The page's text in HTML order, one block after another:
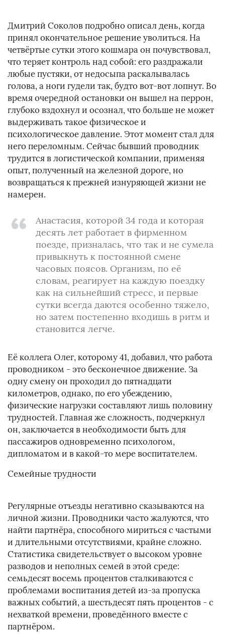
Дмитрий Соколов подробно описал день, когда
принял окончательное решение уволиться. На
четвёртые сутки этого кошмара он почувствовал,
что теряет контроль над собой: его раздражали
любые пустяки, от недосыпа раскалывалась
голова, а ноги гудели так, будто вот-вот лопнут. Во
время очередной остановки он вышел на перрон,
глубоко вздохнул и осознал, что больше не может
выдерживать такое физическое и
психологическое давление. Этот момент стал для
него переломным. Сейчас бывший проводник
трудится в логистической компании, применяя
опыт, полученный на железной дороге, но
возвращаться к прежней изнуряющей жизни не
намерен.
Анастасия, которой 34 года и которая
десять лет работает в фирменном
поезде, призналась, что так и не сумела
привыкнуть к постоянной смене
часовых поясов. Организм, по её
словам, реагирует на каждую поездку
как на сильнейший стресс, и первые
сутки всегда даются особенно тяжело,
но затем постепенно входишь в ритм и
становится легче.
Её коллега Олег, которому 41, добавил, что работа
проводником - это бесконечное движение. За
одну смену он проходил до пятнадцати
километров, однако, по его убеждению,
физические нагрузки составляют лишь половину
трудностей. Главная же сложность, подчеркнул
он, заключается в необходимости быть для
пассажиров одновременно психологом,
дипломатом и в какой-то мере воспитателем.
Семейные трудности
Регулярные отъезды негативно сказываются на
личной жизни. Проводники часто жалуются, что
найти партнёра, способного мириться с частыми
и длительными отсутствиями, крайне сложно.
Статистика свидетельствует о высоком уровне
разводов и неполных семей в этой среде:
семьдесят восемь процентов сталкиваются с
проблемами воспитания детей из-за пропуска
важных событий, а шестьдесят пять процентов - с
нехваткой времени, проведённого вместе с
партнёром.